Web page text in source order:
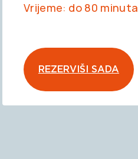
Vrijeme: do 80 minuta
REZERVIŠI SADA